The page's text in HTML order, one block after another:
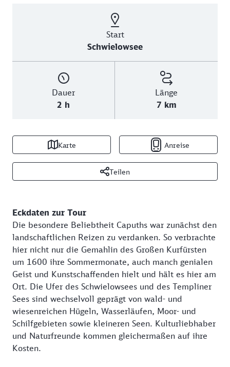
Start
Schwielowsee
Dauer
2 h
Länge
7 km
Karte Anreise
Teilen
Eckdaten zur Tour
Die besondere Beliebtheit Capuths war zunächst den
landschaftlichen Reizen zu verdanken. So verbrachte
hier nicht nur die Gemahlin des Großen Kurfürsten
um 1600 ihre Sommermonate, auch manch genialen
Geist und Kunstschaffenden hielt und hält es hier am
Ort. Die Ufer des Schwielowsees und des Templiner
Sees sind wechselvoll geprägt von wald- und
wiesenreichen Hügeln, Wasserläufen, Moor- und
Schilfgebieten sowie kleineren Seen. Kulturliebhaber
und Naturfreunde kommen gleichermaßen auf ihre
Kosten.